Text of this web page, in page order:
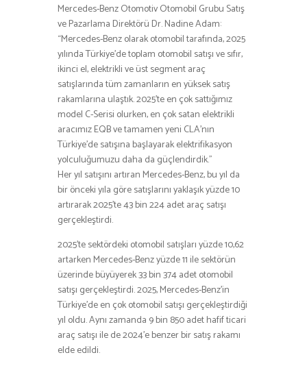
Mercedes-Benz Otomotiv Otomobil Grubu Satış
ve Pazarlama Direktörü Dr. Nadine Adam:
“Mercedes-Benz olarak otomobil tarafında, 2025
yılında Türkiye’de toplam otomobil satışı ve sıfır,
ikinci el, elektrikli ve üst segment araç
satışlarında tüm zamanların en yüksek satış
rakamlarına ulaştık. 2025’te en çok sattığımız
model C-Serisi olurken, en çok satan elektrikli
aracımız EQB ve tamamen yeni CLA’nın
Türkiye’de satışına başlayarak elektrifikasyon
yolculuğumuzu daha da güçlendirdik.”
Her yıl satışını artıran Mercedes-Benz, bu yıl da
bir önceki yıla göre satışlarını yaklaşık yüzde 10
artırarak 2025’te 43 bin 224 adet araç satışı
gerçekleştirdi.
2025’te sektördeki otomobil satışları yüzde 10,62
artarken Mercedes-Benz yüzde 11 ile sektörün
üzerinde büyüyerek 33 bin 374 adet otomobil
satışı gerçekleştirdi. 2025, Mercedes-Benz’in
Türkiye’de en çok otomobil satışı gerçekleştirdiği
yıl oldu. Aynı zamanda 9 bin 850 adet hafif ticari
araç satışı ile de 2024’e benzer bir satış rakamı
elde edildi.